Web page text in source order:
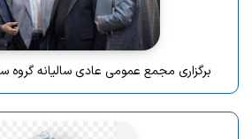
برگزاری مجمع عمومی عادی سالیانه گروه